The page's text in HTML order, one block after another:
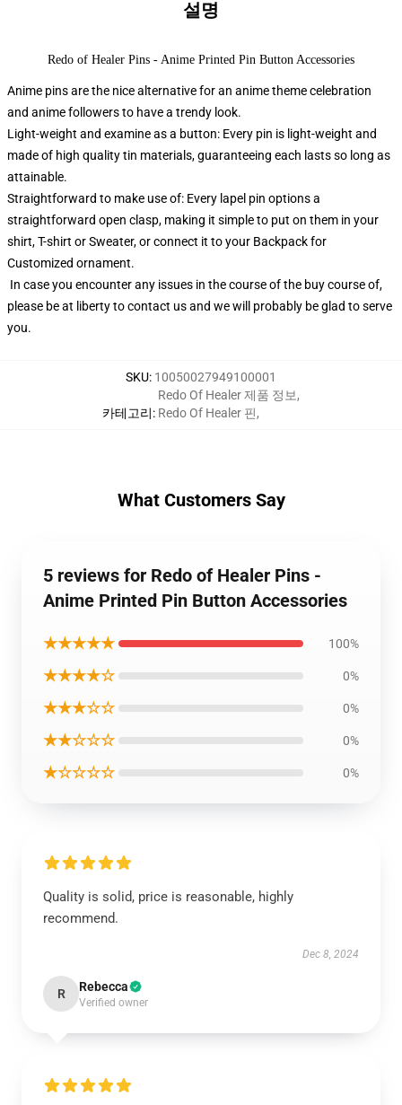
설명
Redo of Healer Pins - Anime Printed Pin Button Accessories
Anime pins are the nice alternative for an anime theme celebration
and anime followers to have a trendy look.
Light-weight and examine as a button: Every pin is light-weight and
made of high quality tin materials, guaranteeing each lasts so long as
attainable.
Straightforward to make use of: Every lapel pin options a
straightforward open clasp, making it simple to put on them in your
shirt, T-shirt or Sweater, or connect it to your Backpack for
Customized ornament.
In case you encounter any issues in the course of the buy course of,
please be at liberty to contact us and we will probably be glad to serve
you.
SKU: 10050027949100001
카테고리:
Redo Of Healer 제품 정보,
Redo Of Healer 핀,
What Customers Say
5 reviews for Redo of Healer Pins -
Anime Printed Pin Button Accessories
★★★★★ 100%
★★★★☆ 0%
★★★☆☆ 0%
★★☆☆☆ 0%
★☆☆☆☆ 0%
Quality is solid, price is reasonable, highly
recommend.
Dec 8, 2024
R Rebecca
Verified owner